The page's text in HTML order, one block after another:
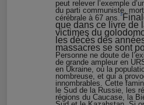
peut relever l’exemple
du parti communiste,
cérébrale à 67 ans.3
que dans ce livre de
victimes du
les décès des
massacres se sont
Personne ne doute de
de grande ampleur en
en Ukraine, où la
nombreuse, et qui a
innombrables. Cette
le Sud de la Russie, les
régions du Caucase, la